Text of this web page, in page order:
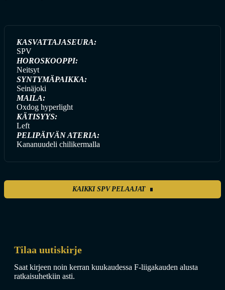
KASVATTAJASEURA:
SPV
HOROSKOOPPI:
Neitsyt
SYNTYMÄPAIKKA:
Seinäjoki
MAILA:
Oxdog hyperlight
KÄTISYYS:
Left
PELIPÄIVÄN ATERIA:
Kananuudeli chilikermalla
KAIKKI SPV PELAAJAT
Tilaa uutiskirje
Saat kirjeen noin kerran kuukaudessa F-liigakauden alusta
ratkaisuhetkiin asti.